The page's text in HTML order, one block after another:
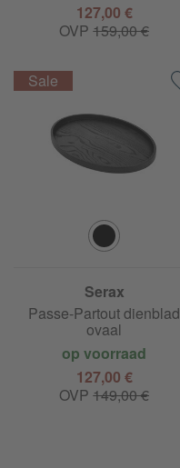
127,00 €
OVP159,00 €
Serax
Passe-Partout dienblad
ovaal
op voorraad
127,00 €
OVP149,00 €